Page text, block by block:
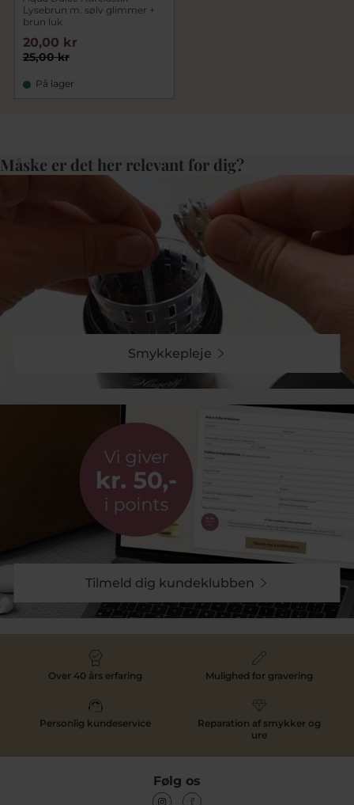
Lysebrun m. sølv glimmer +
brun luk
25,00 kr
20,00 kr
På lager
Måske er det her relevant for dig?
Smykkepleje
Tilmeld dig kundeklubben
Over 40 års erfaring Mulighed for gravering
Personlig kundeservice
Reparation af smykker og
ure
Følg os